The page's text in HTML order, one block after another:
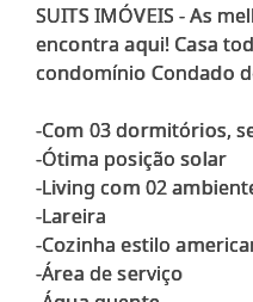
SUITS IMÓVEIS - As
encontra aqui! Casa
condomínio Condado
-Com 03 dormitórios,
-Ótima posição solar
-Living com 02
-Lareira
-Cozinha estilo
-Área de serviço